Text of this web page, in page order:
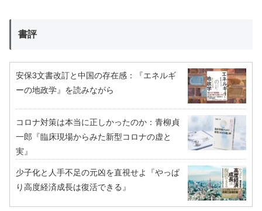
書評
安保3文書改訂と中国の存在感：『エネルギ
ーの地政学』を読みながら
コロナ対策は本当に正しかったのか：青柳貞
一郎『臨床現場からみた新型コロナの虚と
実』
少子化と人手不足の元凶を直視せよ『やっぱ
り高度経済成長は復活できる』